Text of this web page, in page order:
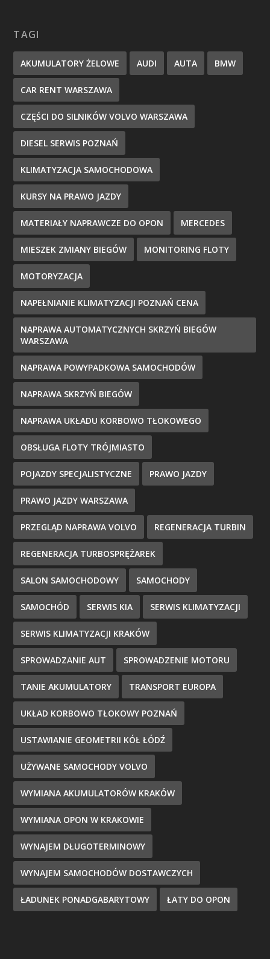
TAGI
AKUMULATORY ŻELOWE AUDI AUTA BMW
CAR RENT WARSZAWA
CZĘŚCI DO SILNIKÓW VOLVO WARSZAWA
DIESEL SERWIS POZNAŃ
KLIMATYZACJA SAMOCHODOWA
KURSY NA PRAWO JAZDY
MATERIAŁY NAPRAWCZE DO OPON MERCEDES
MIESZEK ZMIANY BIEGÓW MONITORING FLOTY
MOTORYZACJA
NAPEŁNIANIE KLIMATYZACJI POZNAŃ CENA
NAPRAWA AUTOMATYCZNYCH SKRZYŃ BIEGÓW
WARSZAWA
NAPRAWA POWYPADKOWA SAMOCHODÓW
NAPRAWA SKRZYŃ BIEGÓW
NAPRAWA UKŁADU KORBOWO TŁOKOWEGO
OBSŁUGA FLOTY TRÓJMIASTO
POJAZDY SPECJALISTYCZNE PRAWO JAZDY
PRAWO JAZDY WARSZAWA
PRZEGLĄD NAPRAWA VOLVO REGENERACJA TURBIN
REGENERACJA TURBOSPRĘŻAREK
SALON SAMOCHODOWY SAMOCHODY
SAMOCHÓD SERWIS KIA SERWIS KLIMATYZACJI
SERWIS KLIMATYZACJI KRAKÓW
SPROWADZANIE AUT SPROWADZENIE MOTORU
TANIE AKUMULATORY TRANSPORT EUROPA
UKŁAD KORBOWO TŁOKOWY POZNAŃ
USTAWIANIE GEOMETRII KÓŁ ŁÓDŹ
UŻYWANE SAMOCHODY VOLVO
WYMIANA AKUMULATORÓW KRAKÓW
WYMIANA OPON W KRAKOWIE
WYNAJEM DŁUGOTERMINOWY
WYNAJEM SAMOCHODÓW DOSTAWCZYCH
ŁADUNEK PONADGABARYTOWY ŁATY DO OPON